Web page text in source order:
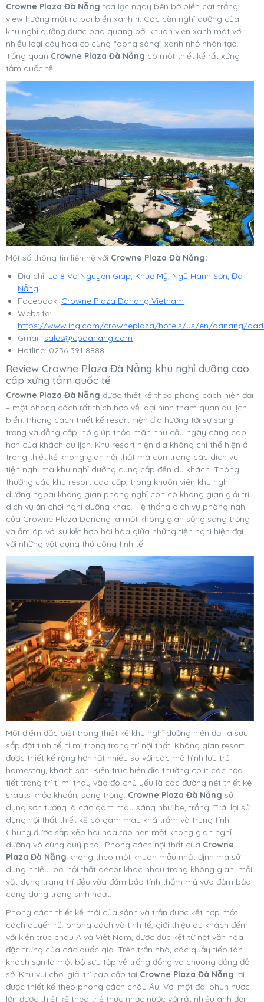
Crowne Plaza Đà Nẵng tọa lạc ngay bên bờ biển cát trắng,
view hướng mặt ra bãi biển xanh rì. Các căn nghỉ dưỡng của
khu nghỉ dưỡng được bao quang bởi khuôn viên xanh mát với
nhiều loại cây hoa cỏ cùng “dòng sông” xanh nhỏ nhân tạo.
Tổng quan Crowne Plaza Đà Nẵng có một thiết kế rất xứng
tầm quốc tế.
Một số thông tin liên hệ với Crowne Plaza Đà Nẵng:
Địa chỉ: Lô 8 Võ Nguyên Giáp, Khuê Mỹ, Ngũ Hành Sơn, Đà
Nẵng
Facebook: Crowne Plaza Danang Vietnam
Website:
https://www.ihg.com/crowneplaza/hotels/us/en/danang/
Gmail: sales@cpdanang.com
Hotline: 0236 391 8888
Review Crowne Plaza Đà Nẵng khu nghỉ dưỡng cao
cấp xứng tầm quốc tế
Crowne Plaza Đà Nẵng được thiết kế theo phong cách hiện đại
– một phong cách rất thích hợp về loại hình tham quan du lịch
biển. Phong cách thiết kế resort hiện địa hướng tới sự sang
trọng và đẳng cấp, nó giúp thỏa mãn nhu cầu ngày càng cao
hơn của khách du lịch. Khu resort hiện địa không chỉ thể hiện ở
trong thiết kế không gian nội thất mà còn trong các dịch vụ
tiện nghi mà khu nghỉ dưỡng cung cấp đến du khách. Thông
thường các khu resort cao cấp, trong khuôn viên khu nghỉ
dưỡng ngoài không gian phòng nghỉ còn có không gian giải trí,
dịch vụ ăn chơi nghỉ dưỡng khác. Hệ thống dịch vụ phòng nghỉ
của Crowne Plaza Danang là một không gian sống sang trọng
và ấm áp với sự kết hợp hài hòa giữa những tiện nghi hiện đại
với những vật dụng thủ công tinh tế.
Một điểm đặc biệt trong thiết kế khu nghỉ dưỡng hiện đại là sựu
sắp đặt tinh tế, tỉ mỉ trong trang trí nội thất. Không gian resort
được thiết kế rộng hơn rất nhiều so với các mô hình lưu trú
homestay, khách sạn. Kiến trúc hiện địa thường có ít các họa
tiết trang trí tỉ mỉ thay vào đó chủ yếu là các đường nét thiết kê
sraats khỏe khoắn, sang trọng. Crowne Plaza Đà Nẵng sử
dụng sơn tường là các gam màu sáng như be, trắng. Trái lại sử
dụng nội thất thiết kế có gam màu khá trầm và trung tính.
Chúng được sắp xếp hài hòa tạo nên một không gian nghỉ
dưỡng vô cùng quý phái. Phong cách nội thất của Crowne
Plaza Đà Nẵng không theo một khuôn mẫu nhất định mà sử
dụng nhiều loại nội thất décor khác nhau trong không gian, mỗi
vật dụng trang trí đều vừa đảm bảo tính thẩm mỹ vừa đảm bảo
công dụng trong sinh hoạt.
Phong cách thiết kế mới của sảnh và trần được kết hợp một
cách quyến rũ, phong cách và tinh tế, giới thiệu du khách đến
với kiến trúc châu Á và Việt Nam, được đúc kết từ nét văn hóa
đặc trưng của các quốc gia. Trên trần nhà, các quầy tiếp tân
khách sạn là một bộ sưu tập về trống đồng và chuông đồng đồ
sộ. Khu vui chơi giải trí cao cấp tại Crowne Plaza Đà Nẵng lại
được thiết kế theo phong cách châu Âu. Với một đài phun nước
lớn được thiết kế theo thể thức nhạc nước với rất nhiều ánh đèn